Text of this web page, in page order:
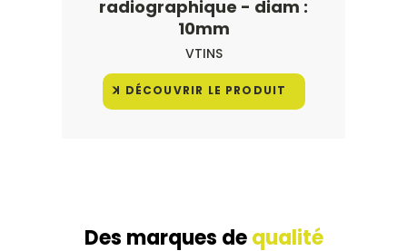
radiographique - diam :
10mm
VTINS
DÉCOUVRIR LE PRODUIT
Des marques de qualité